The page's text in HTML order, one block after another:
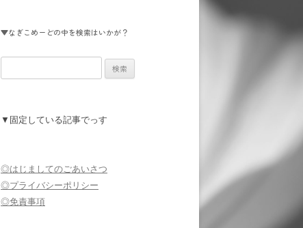
▼なぎこめーどの中を検索はいかが？
索:
▼固定している記事でっす
◎はじましてのごあいさつ
◎プライバシーポリシー
◎免責事項